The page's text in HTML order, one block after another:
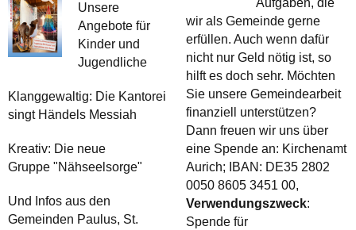
Unsere
Angebote für
Kinder und
Jugendliche
Klanggewaltig: Die Kantorei
singt Händels Messiah
Kreativ: Die neue
Gruppe "Nähseelsorge"
Und Infos aus den
Gemeinden Paulus, St.
Aufgaben, die
wir als Gemeinde gerne
erfüllen. Auch wenn dafür
nicht nur Geld nötig ist, so
hilft es doch sehr. Möchten
Sie unsere Gemeindearbeit
finanziell unterstützen?
Dann freuen wir uns über
eine Spende an: Kirchenamt
Aurich; IBAN: DE35 2802
0050 8605 3451 00,
Verwendungszweck:
Spende für